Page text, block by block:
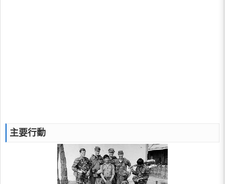
主要行動